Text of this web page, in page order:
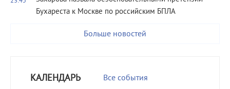
Бухареста к Москве по российским БПЛА
Больше новостей
КАЛЕНДАРЬ Все события